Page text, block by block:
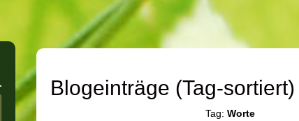
Blogeinträge (Tag-sortiert)
Tag: Worte